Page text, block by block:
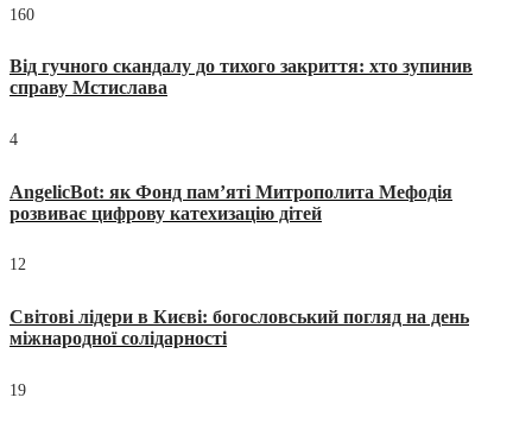
160
Від гучного скандалу до тихого закриття: хто зупинив
справу Мстислава
4
AngelicBot: як Фонд пам’яті Митрополита Мефодія
розвиває цифрову катехизацію дітей
12
Світові лідери в Києві: богословський погляд на день
міжнародної солідарності
19